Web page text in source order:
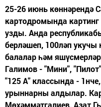
25-26 июнь көннәрендә
картодромында картинг
узды. Анда
берләшеп, 100ләп
балалар һәм
Галимов - "Мини",
"125 А" классында -
урыннарны алдылар.
Мөхәммәтгалиев, Азат